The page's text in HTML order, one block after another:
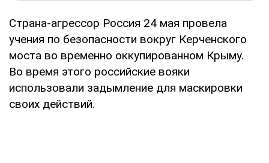
Страна-агрессор Россия 24 мая провела
учения по безопасности вокруг Керченского
моста во временно оккупированном Крыму.
Во время этого российские вояки
использовали задымление для маскировки
своих действий.